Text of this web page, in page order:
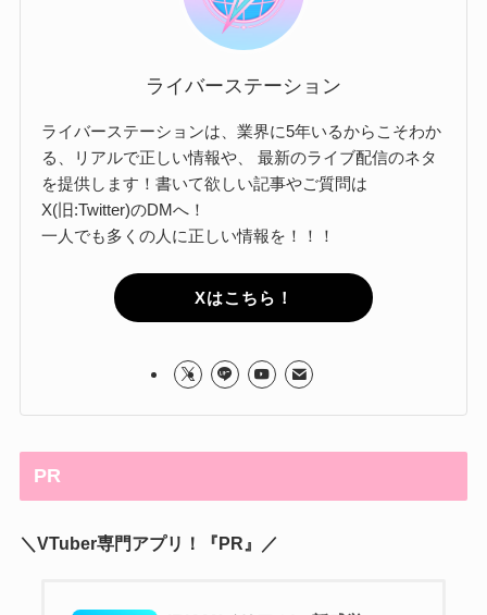
ライバーステーション
ライバーステーションは、業界に5年いるからこそわか
る、リアルで正しい情報や、 最新のライブ配信のネタ
を提供します！書いて欲しい記事やご質問は
X(旧:Twitter)のDMへ！
一人でも多くの人に正しい情報を！！！
Xはこちら！
PR
＼VTuber専門アプリ！『PR』／